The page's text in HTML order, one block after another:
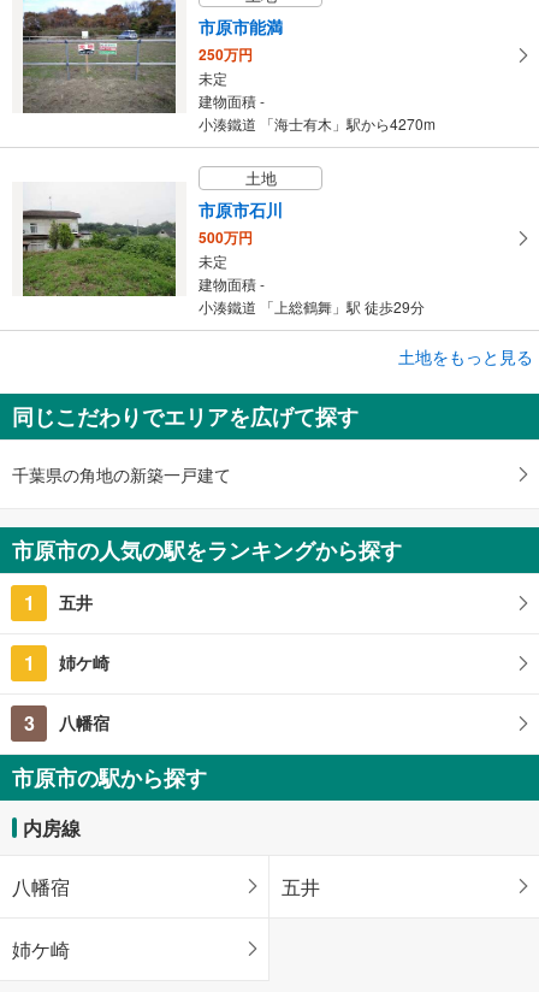
市原市能満
250万円
未定
建物面積 -
小湊鐵道 「海士有木」駅から4270m
土地
市原市石川
500万円
未定
建物面積 -
小湊鐵道 「上総鶴舞」駅 徒歩29分
市原市寺谷
350万円
未定
建物面積 -
小湊鐵道 「馬立」駅 徒歩34分
土地をもっと見る
同じこだわりでエリアを広げて探す
千葉県の角地の新築一戸建て
市原市の人気の駅をランキングから探す
1 五井
1 姉ケ崎
3 八幡宿
市原市の駅から探す
内房線
八幡宿 五井
姉ケ崎